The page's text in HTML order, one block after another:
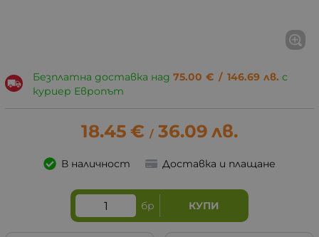
Безплатна доставка над 75.00 € / 146.69 лв. с
куриер Европът
18.45 € / 36.09 лв.
В наличност Доставка и плащане
бр КУПИ